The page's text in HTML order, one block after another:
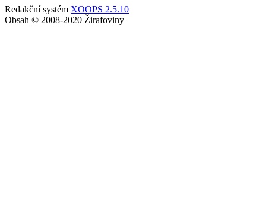
Redakční systém XOOPS 2.5.10
Obsah © 2008-2020 Žirafoviny